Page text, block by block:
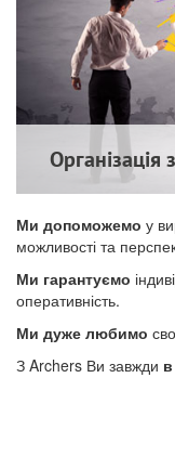
Організація
Ми допоможемо у
можливості та
Ми гарантуємо
оперативність.
Ми дуже любимо
З Archers Ви завжди